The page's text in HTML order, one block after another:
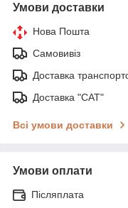
Умови доставки
Нова Пошта
Самовивіз
Доставка
Доставка "САТ"
Всі умови доставки
Умови оплати
Післяплата